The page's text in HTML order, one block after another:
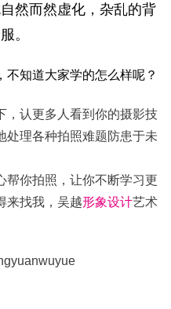
然而然虚化，杂乱的背
。
不知道大家学的怎么样呢？
，认更多人看到你的摄影技
处理各种拍照难题防患于未
帮你拍照，让你不断学习更
来找我，吴越形象设计艺术